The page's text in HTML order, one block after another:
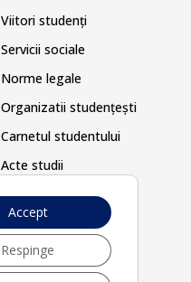
Viitori studenți
Servicii sociale
Norme legale
Organizatii studențești
Carnetul studentului
Acte studii
Secretariat
Accept
Respinge